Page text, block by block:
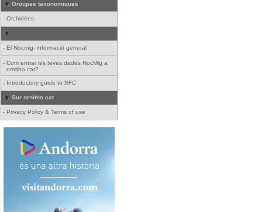
Groupes taxonomiques
- Orchidées
- El Nocmig- informació general
- Com entrar les teves dades NocMig a
ornitho.cat?
- Introductory guide to NFC
Sur ornitho.cat
- Privacy Policy & Terms of use